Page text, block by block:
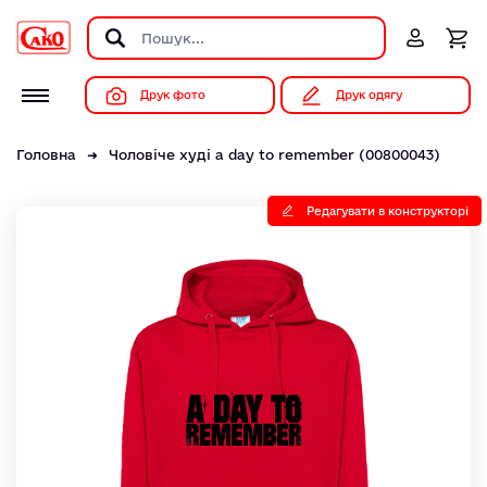
Друк фото Друк одягу
Головна Чоловіче худі a day to remember (00800043)
Редагувати в конструкторі